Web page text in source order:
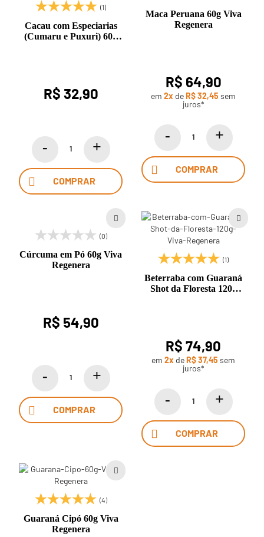
(1)
Cacau com Especiarias
(Cumaru e Puxuri) 60g
R$ 32,90
COMPRAR
Maca Peruana 60g Viva
Regenera
R$ 64,90
em 2x deR$ 32,45 sem
juros*
COMPRAR
(0)
Cúrcuma em Pó 60g Viva
Regenera
R$ 54,90
COMPRAR
(1)
Beterraba com Guaraná
Shot da Floresta 120g
R$ 74,90
em 2x deR$ 37,45 sem
juros*
COMPRAR
(4)
Guaraná Cipó 60g Viva
Regenera